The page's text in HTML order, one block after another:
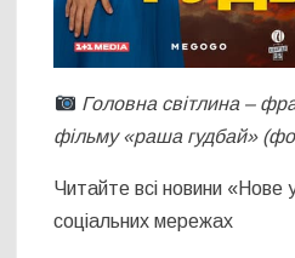
Головна світлина –
фільму «раша гудбай»
Читайте всі новини «Нове
соціальних мережах